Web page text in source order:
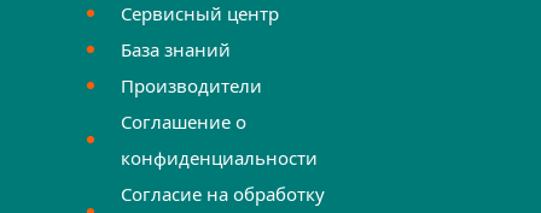
Сервисный центр
База знаний
Производители
Соглашение о
конфиденциальности
Согласие на обработку